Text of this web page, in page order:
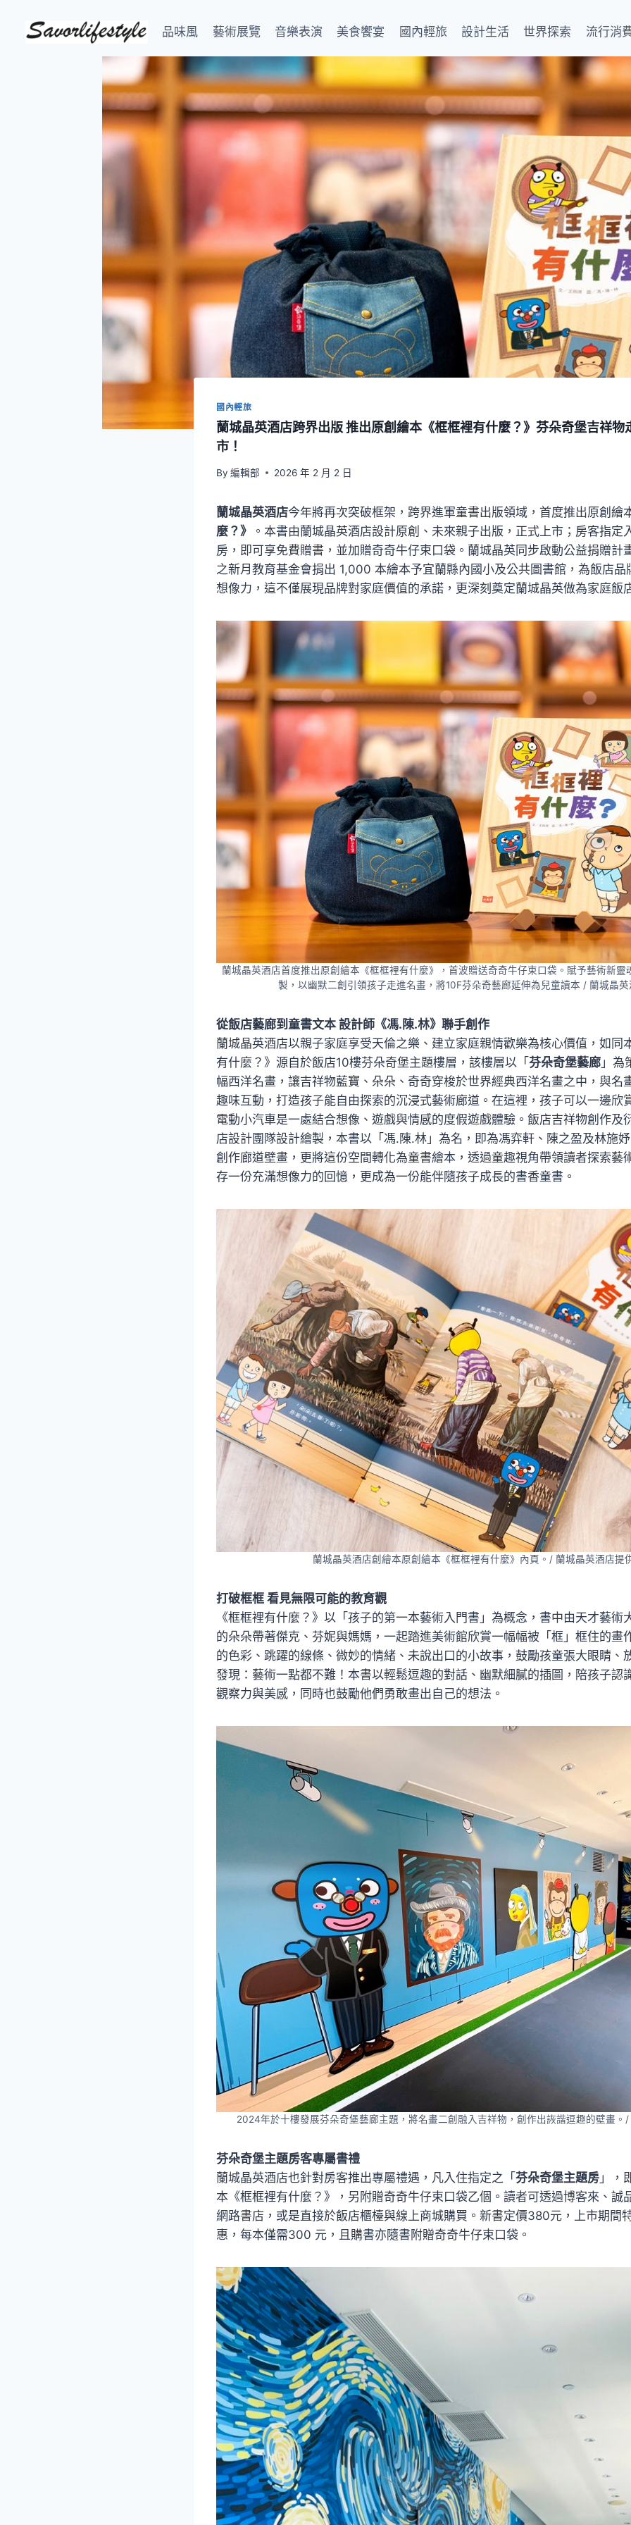
品味風 藝術展覽 音樂表演 美食饗宴 國內輕旅 設計生活 世界探索 流行消
國內輕旅
蘭城晶英酒店跨界出版 推出原創繪本《框框裡有什麼？》芬朵奇堡吉祥物
市！
By 編輯部 2026 年 2 月 2 日
蘭城晶英酒店今年將再次突破框架，跨界進軍童書出版領域，首度推出原創繪
麼？》
。本書由蘭城晶英酒店設計原創、未來親子出版，正式上市；房客指定
房，即可享免費贈書，並加贈奇奇牛仔束口袋。蘭城晶英同步啟動公益捐贈計
之新月教育基金會捐出 1,000 本繪本予宜蘭縣內國小及公共圖書館，為飯店品
想像力，這不僅展現品牌對家庭價值的承諾，更深刻奠定蘭城晶英做為家庭飯
蘭城晶英酒店首度推出原創繪本《框框裡有什麼》，首波贈送奇奇牛仔束口袋。賦予藝術新靈
製，以幽默二創引領孩子走進名畫，將10F芬朵奇藝廊延伸為兒童讀本 / 蘭城晶
從飯店藝廊到童書文本 設計師《馮.陳.林》聯手創作
蘭城晶英酒店以親子家庭享受天倫之樂、建立家庭親情歡樂為核心價值，如同
有什麼？》源自於飯店10樓芬朵奇堡主題樓層，該樓層以「 芬朵奇堡藝廊 」為
幅西洋名畫，讓吉祥物藍寶、朵朵、奇奇穿梭於世界經典西洋名畫之中，與名
趣味互動，打造孩子能自由探索的沉浸式藝術廊道。在這裡，孩子可以一邊欣
電動小汽車是一處結合想像、遊戲與情感的度假遊戲體驗。飯店吉祥物創作及
店設計團隊設計繪製，本書以「馮.陳.林」為名，即為馮弈軒、陳之盈及林施
創作廊道壁畫，更將這份空間轉化為童書繪本，透過童趣視角帶領讀者探索藝
存一份充滿想像力的回憶，更成為一份能伴隨孩子成長的書香童書。
蘭城晶英酒店創繪本原創繪本《框框裡有什麼》內頁。/ 蘭城晶英酒店提
打破框框 看見無限可能的教育觀
《框框裡有什麼？》以「孩子的第一本藝術入門書」為概念，書中由天才藝術
的朵朵帶著傑克、芬妮與媽媽，一起踏進美術館欣賞一幅幅被「框」框住的畫
的色彩、跳躍的線條、微妙的情緒、未說出口的小故事，鼓勵孩童張大眼睛、
發現：藝術一點都不難！本書以輕鬆逗趣的對話、幽默細膩的插圖，陪孩子認
觀察力與美感，同時也鼓勵他們勇敢畫出自己的想法。
2024年於十樓發展芬朵奇堡藝廊主題，將名畫二創融入吉祥物，創作出詼諧逗趣的壁畫。
芬朵奇堡主題房客專屬書禮
蘭城晶英酒店也針對房客推出專屬禮遇，凡入住指定之「芬朵奇堡主題房 」，
本《框框裡有什麼？》，另附贈奇奇牛仔束口袋乙個。讀者可透過博客來、誠
網路書店，或是直接於飯店櫃檯與線上商城購買。新書定價380元，上市期間
惠，每本僅需300 元，且購書亦隨書附贈奇奇牛仔束口袋。